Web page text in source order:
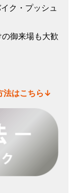
ク・プッシュ
御来場も大歓
法はこちら↓